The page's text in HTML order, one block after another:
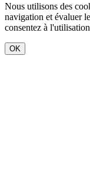
Nous utilisons des
navigation et évaluer
consentez à
OK